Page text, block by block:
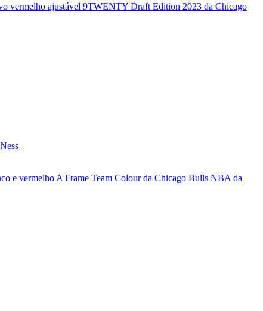
vermelho ajustável 9TWENTY Draft Edition 2023 da Chicago
e vermelho A Frame Team Colour da Chicago Bulls NBA da